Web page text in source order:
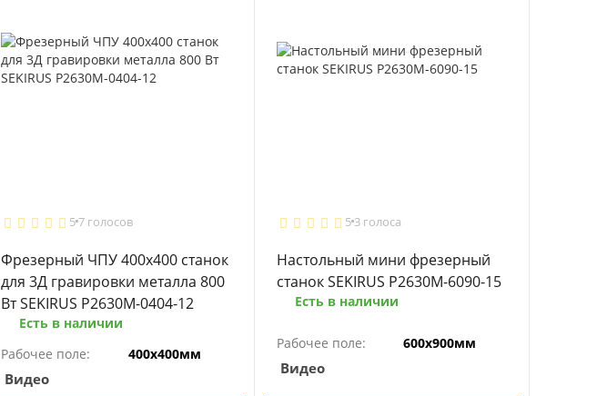
57 голосов
Фрезерный ЧПУ 400х400 станок
для 3Д гравировки металла 800
Вт SEKIRUS P2630M-0404-12
Есть в наличии
Рабочее поле:
400х400мм
Видео
53 голоса
Настольный мини фрезерный
станок SEKIRUS P2630M-6090-15
Есть в наличии
Рабочее поле: 600х900мм
Видео